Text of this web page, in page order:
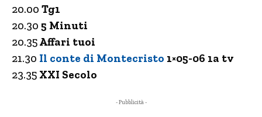
20.00 Tg1
20.30 5 Minuti
20.35Affari tuoi
21.30 Il conte di Montecristo 1×05-06 1a tv
23.35 XXI Secolo
- Pubblicità -